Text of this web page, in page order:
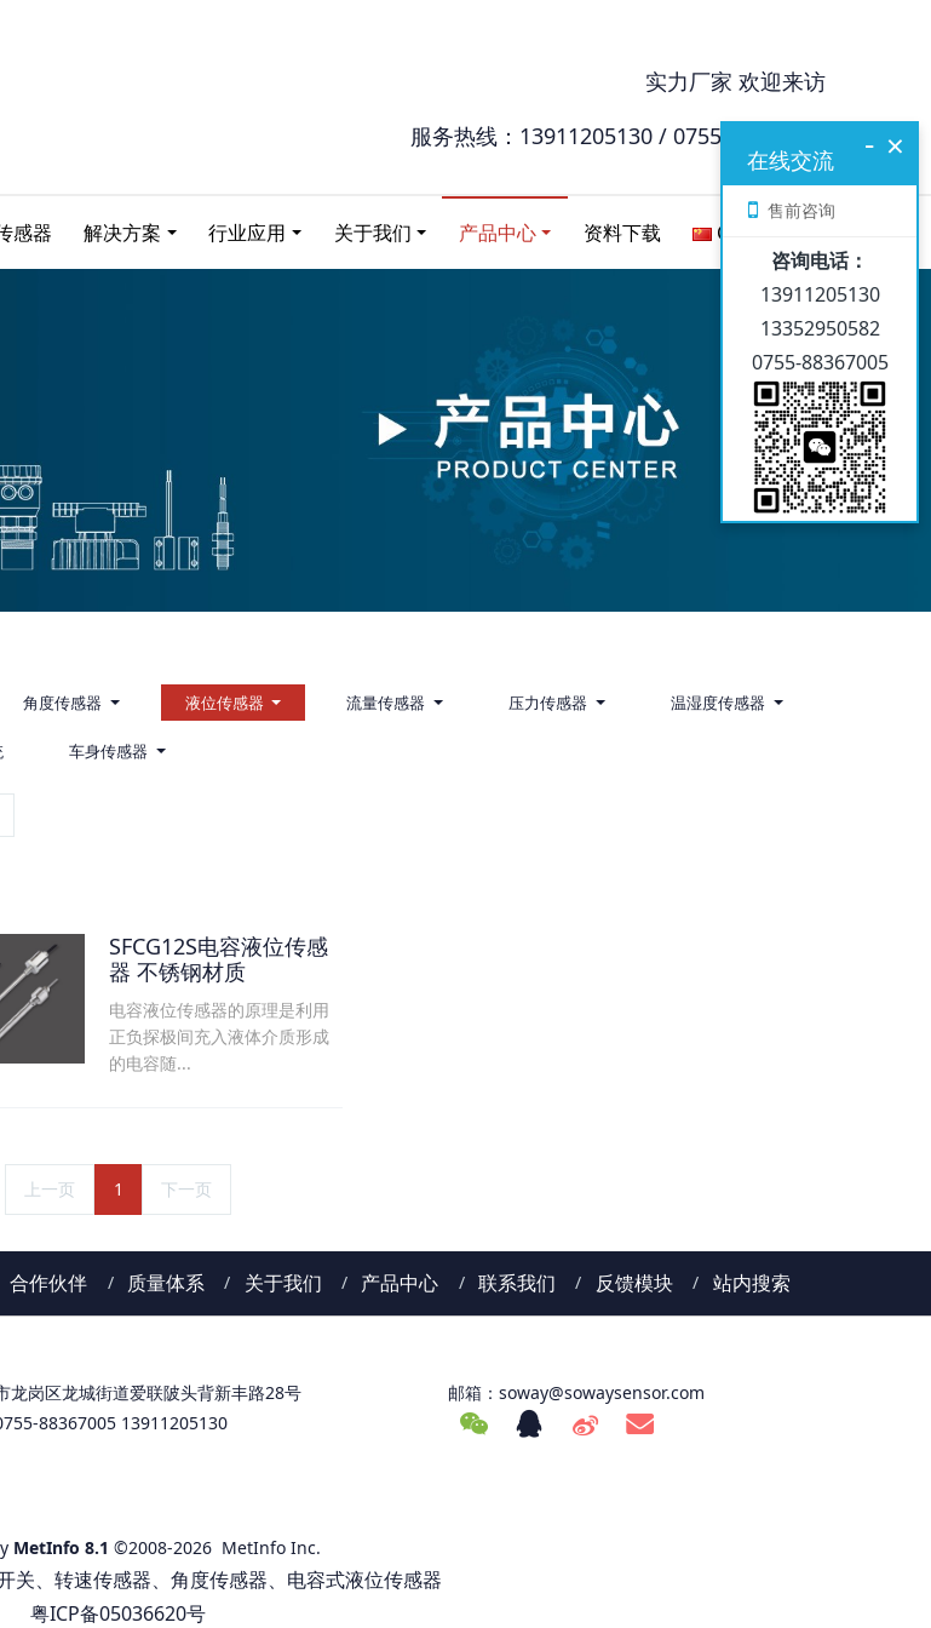
实力厂家 欢迎来访
服务热线：13911205130 / 0755-88367005
感器 解决方案 行业应用 关于我们 产品中心 资料下载 Chinese
角度传感器 液位传感器 流量传感器 压力传感器 温湿度传感器
车身传感器
SFCG12S电容液位传感
器 不锈钢材质
电容液位传感器的原理是利用
正负探极间充入液体介质形成
的电容随...
上一页 1 下一页
合作伙伴 质量体系 关于我们 产品中心 联系我们 反馈模块 站内搜索
龙岗区龙城街道爱联陂头背新丰路28号
88367005 13911205130
邮箱：soway@sowaysensor.com
MetInfo 8.1 ©2008-2026 MetInfo Inc.
关、转速传感器、角度传感器、电容式液位传感器
粤ICP备05036620号
×
-
在线交流
售前咨询
咨询电话：
13911205130
13352950582
0755-88367005